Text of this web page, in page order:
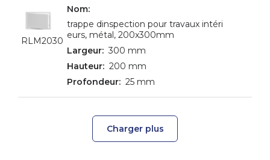
RLM2030
trappe dinspection pour travaux intéri
eurs, métal, 200x300mm
300 mm
200 mm
25 mm
Charger plus